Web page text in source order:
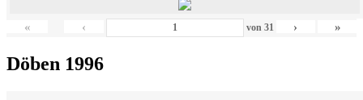
« ‹ von 31 › »
Döben 1996